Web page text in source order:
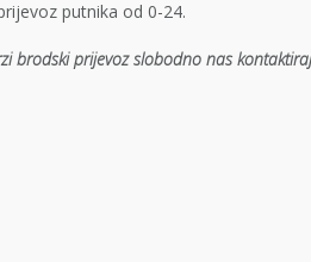
putnika od 0-24.
brodski prijevoz slobodno nas